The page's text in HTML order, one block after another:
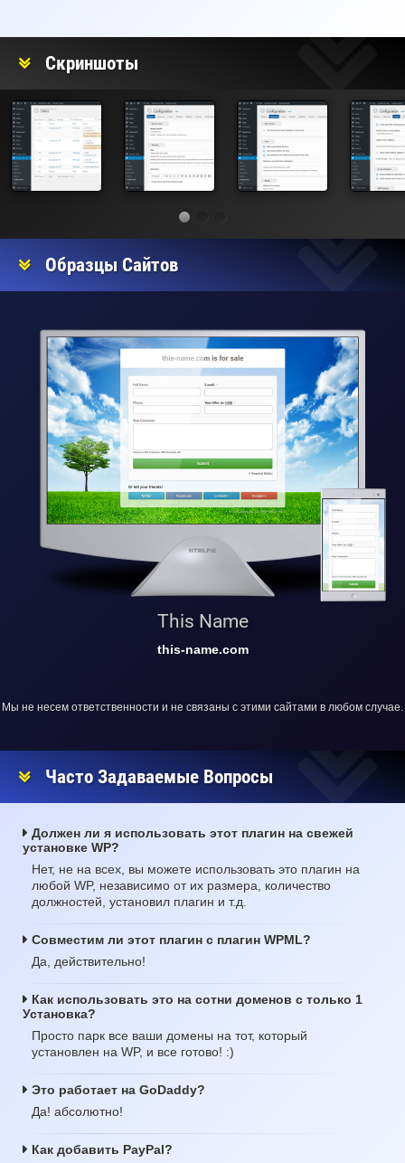
Скриншоты
Образцы Сайтов
This Name
this-name.com
Мы не несем ответственности и не связаны с этими сайтами в любом случае.
Часто Задаваемые Вопросы
Должен ли я использовать этот плагин на свежей
установке WP?
Нет, не на всех, вы можете использовать это плагин на
любой WP, независимо от их размера, количество
должностей, установил плагин и т.д.
Совместим ли этот плагин с плагин WPML?
Да, действительно!
Как использовать это на сотни доменов с только 1
Установка?
Просто парк все ваши домены на тот, который
установлен на WP, и все готово! :)
Это работает на GoDaddy?
Да! абсолютно!
Как добавить PayPal?